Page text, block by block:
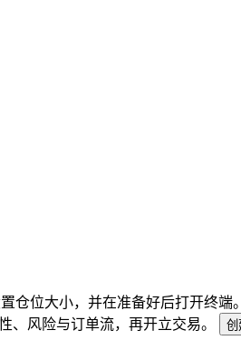
位大小，并在准备好后打开终
风险与订单流，再开立交易。
创